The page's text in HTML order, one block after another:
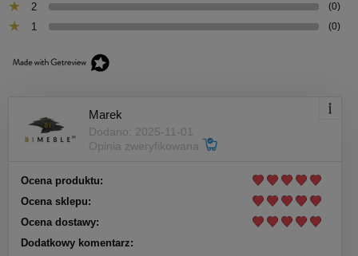
2 (0)
1 (0)
Marek
Dodano: 2025-11-01
Opinia zweryfikowana
Ocena produktu:
Ocena sklepu:
Ocena dostawy:
Dodatkowy komentarz: